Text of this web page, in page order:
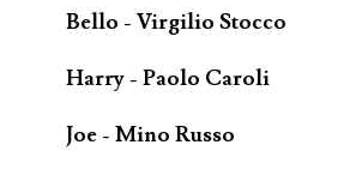
Bello - Virgilio Stocco
Harry - Paolo Caroli
Joe - Mino Russo